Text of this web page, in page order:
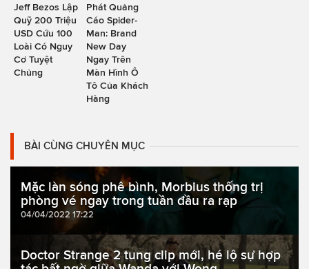
Jeff Bezos Lập
Quỹ 200 Triệu
USD Cứu 100
Loài Có Nguy
Cơ Tuyệt
Chủng
Phát Quảng
Cáo Spider-
Man: Brand
New Day
Ngay Trên
Màn Hình Ô
Tô Của Khách
Hàng
BÀI CÙNG CHUYÊN MỤC
Mặc làn sóng phê bình, Morbius thống trị
phòng vé ngay trong tuần đầu ra rạp
04/04/2022 17:22
Doctor Strange 2 tung clip mới, hé lộ sự hợp